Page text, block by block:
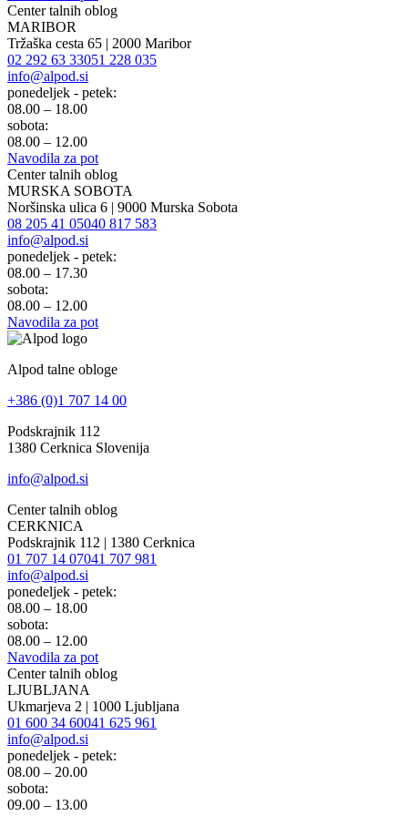
Center talnih oblog
MARIBOR
Tržaška cesta 65 | 2000 Maribor
02 292 63 33051 228 035
info@alpod.si
ponedeljek - petek:
08.00 – 18.00
sobota:
08.00 – 12.00
Navodila za pot
Center talnih oblog
MURSKA SOBOTA
Noršinska ulica 6 | 9000 Murska Sobota
08 205 41 05040 817 583
info@alpod.si
ponedeljek - petek:
08.00 – 17.30
sobota:
08.00 – 12.00
Navodila za pot
Alpod talne obloge
+386 (0)1 707 14 00
Podskrajnik 112
1380 Cerknica Slovenija
info@alpod.si
Center talnih oblog
CERKNICA
Podskrajnik 112 | 1380 Cerknica
01 707 14 07041 707 981
info@alpod.si
ponedeljek - petek:
08.00 – 18.00
sobota:
08.00 – 12.00
Navodila za pot
Center talnih oblog
LJUBLJANA
Ukmarjeva 2 | 1000 Ljubljana
01 600 34 60041 625 961
info@alpod.si
ponedeljek - petek:
08.00 – 20.00
sobota:
09.00 – 13.00